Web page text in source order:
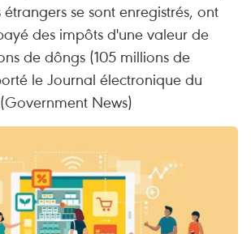
étrangers se sont enregistrés, ont
des impôts d'une valeur de
de dôngs (105 millions de
le Journal électronique du
News)